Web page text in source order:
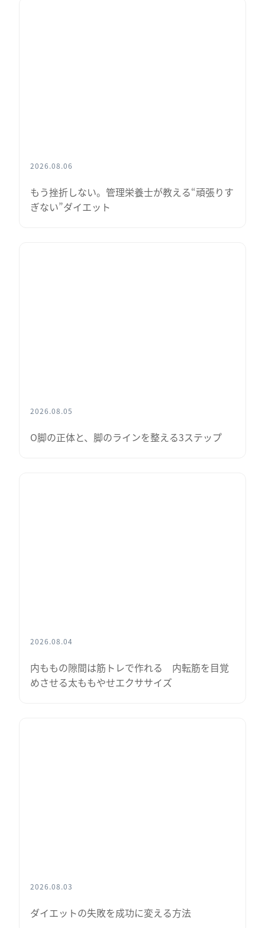
2026.08.06
もう挫折しない。管理栄養士が教える“頑張りす
ぎない”ダイエット
2026.08.05
O脚の正体と、脚のラインを整える3ステップ
2026.08.04
内ももの隙間は筋トレで作れる 内転筋を目覚
めさせる太ももやせエクササイズ
2026.08.03
ダイエットの失敗を成功に変える方法